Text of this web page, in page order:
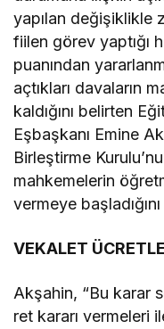
yapılan değişiklikle
fiilen görev yaptığı
puanından
açtıkları davaların
kaldığını belirten
Eşbaşkanı Emine
Birleştirme
mahkemelerin
vermeye
VEKALET
Akşahin, “Bu karar
ret kararı vermeleri